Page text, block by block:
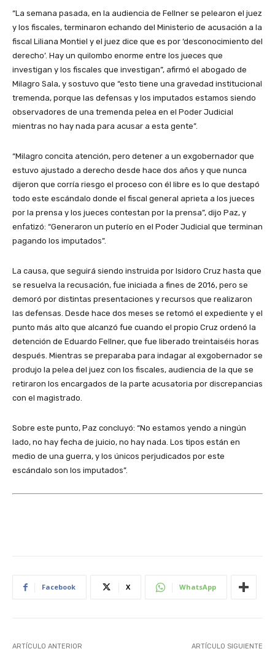
“La semana pasada, en la audiencia de Fellner se pelearon el juez
y los fiscales, terminaron echando del Ministerio de acusación a la
fiscal Liliana Montiel y el juez dice que es por ‘desconocimiento del
derecho’. Hay un quilombo enorme entre los jueces que
investigan y los fiscales que investigan”, afirmó el abogado de
Milagro Sala, y sostuvo que “esto tiene una gravedad institucional
tremenda, porque las defensas y los imputados estamos siendo
observadores de una tremenda pelea en el Poder Judicial
mientras no hay nada para acusar a esta gente”.
“Milagro concita atención, pero detener a un exgobernador que
estuvo ajustado a derecho desde hace dos años y que nunca
dijeron que corría riesgo el proceso con él libre es lo que destapó
todo este escándalo donde el fiscal general aprieta a los jueces
por la prensa y los jueces contestan por la prensa”, dijo Paz, y
enfatizó: “Generaron un puterío en el Poder Judicial que terminan
pagando los imputados”.
La causa, que seguirá siendo instruida por Isidoro Cruz hasta que
se resuelva la recusación, fue iniciada a fines de 2016, pero se
demoró por distintas presentaciones y recursos que realizaron
las defensas. Desde hace dos meses se retomó el expediente y el
punto más alto que alcanzó fue cuando el propio Cruz ordenó la
detención de Eduardo Fellner, que fue liberado treintaiséis horas
después. Mientras se preparaba para indagar al exgobernador se
produjo la pelea del juez con los fiscales, audiencia de la que se
retiraron los encargados de la parte acusatoria por discrepancias
con el magistrado.
Sobre este punto, Paz concluyó: “No estamos yendo a ningún
lado, no hay fecha de juicio, no hay nada. Los tipos están en
medio de una guerra, y los únicos perjudicados por este
escándalo son los imputados”.
Facebook X WhatsApp
ARTÍCULO ANTERIOR ARTÍCULO SIGUIENTE